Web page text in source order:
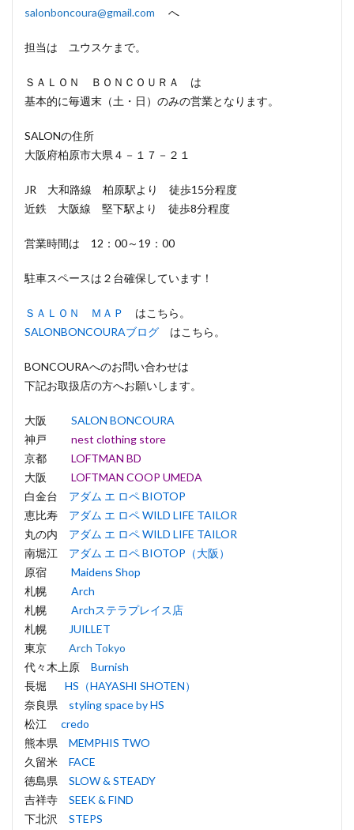
salonboncoura@gmail.com へ
担当は ユウスケまで。
ＳＡＬＯＮ ＢＯＮＣＯＵＲＡ は
基本的に毎週末（土・日）のみの営業となります。
SALONの住所
大阪府柏原市大県４－１７－２１
JR 大和路線 柏原駅より 徒歩15分程度
近鉄 大阪線 堅下駅より 徒歩8分程度
営業時間は 12：00～19：00
駐車スペースは２台確保しています！
ＳＡＬＯＮ ＭＡＰ
はこちら。
SALONBONCOURAブログ はこちら。
BONCOURAへのお問い合わせは
下記お取扱店の方へお願いします。
大阪 SALON BONCOURA
神戸 nest clothing store
京都 LOFTMAN BD
大阪 LOFTMAN COOP UMEDA
白金台 アダム エ ロペ BIOTOP
恵比寿 アダム エ ロペ WILD LIFE TAILOR
丸の内 アダム エ ロペ WILD LIFE TAILOR
南堀江 アダム エ ロペ BIOTOP（大阪）
原宿 Maidens Shop
札幌 Arch
札幌 Archステラプレイス店
札幌
JUILLET
東京 Arch Tokyo
代々木上原 Burnish
長堀 HS（HAYASHI SHOTEN）
奈良県 styling space by HS
松江 credo
熊本県 MEMPHIS TWO
久留米 FACE
徳島県 SLOW & STEADY
吉祥寺 SEEK & FIND
下北沢 STEPS